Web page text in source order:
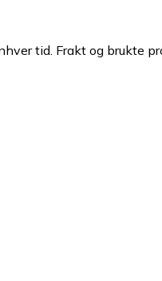
tid. Frakt og brukte